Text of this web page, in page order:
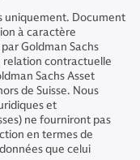
uniquement. Document
à caractère
Goldman Sachs
relation contractuelle
Sachs Asset
de Suisse. Nous
et
ne fourniront pas
en termes de
que celui